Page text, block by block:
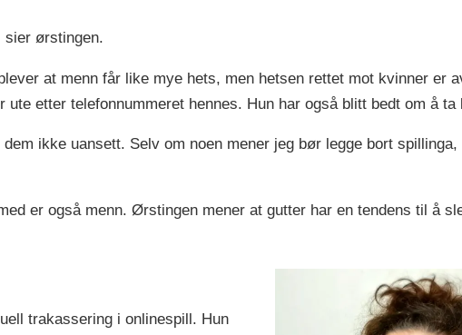
ørstingen.
at menn får like mye hets, men hetsen rettet mot kvinner er
etter telefonnummeret hennes. Hun har også blitt bedt om å ta
ikke uansett. Selv om noen mener jeg bør legge bort
er også menn. Ørstingen mener at gutter har en tendens til å
trakassering i onlinespill. Hun